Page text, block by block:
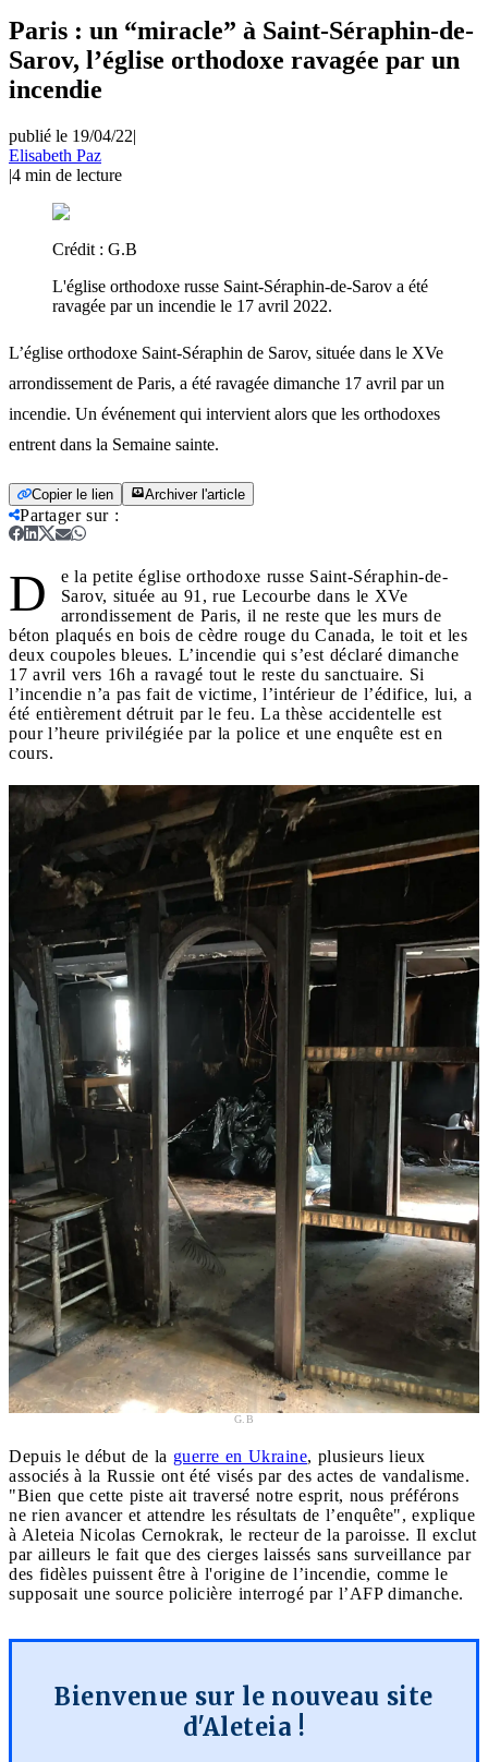
Paris : un “miracle” à Saint-Séraphin-de-
Sarov, l’église orthodoxe ravagée par un
incendie
publié le 19/04/22|
Elisabeth Paz
|4 min de lecture
Crédit : G.B
L'église orthodoxe russe Saint-Séraphin-de-Sarov a été
ravagée par un incendie le 17 avril 2022.
L’église orthodoxe Saint-Séraphin de Sarov, située dans le XVe
arrondissement de Paris, a été ravagée dimanche 17 avril par un
incendie. Un événement qui intervient alors que les orthodoxes
entrent dans la Semaine sainte.
Copier le lien Archiver l'article
Partager sur:
D
e la petite église orthodoxe russe Saint-Séraphin-de-
Sarov, située au 91, rue Lecourbe dans le XVe
arrondissement de Paris, il ne reste que les murs de
béton plaqués en bois de cèdre rouge du Canada, le toit et les
deux coupoles bleues. L’incendie qui s’est déclaré dimanche
17 avril vers 16h a ravagé tout le reste du sanctuaire. Si
l’incendie n’a pas fait de victime, l’intérieur de l’édifice, lui, a
été entièrement détruit par le feu. La thèse accidentelle est
pour l’heure privilégiée par la police et une enquête est en
cours.
G.B
Depuis le début de la guerre en Ukraine, plusieurs lieux
associés à la Russie ont été visés par des actes de vandalisme.
"Bien que cette piste ait traversé notre esprit, nous préférons
ne rien avancer et attendre les résultats de l’enquête", explique
à Aleteia Nicolas Cernokrak, le recteur de la paroisse. Il exclut
par ailleurs le fait que des cierges laissés sans surveillance par
des fidèles puissent être à l'origine de l’incendie, comme le
supposait une source policière interrogé par l’AFP dimanche.
Bienvenue sur le nouveau site
d'Aleteia !